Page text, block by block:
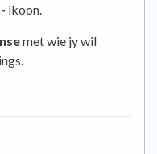
ikoon.
met wie jy wil